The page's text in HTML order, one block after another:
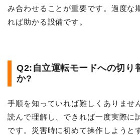
み合わせることが重要です。過度な
れば助かる設備です。
Q2:自立運転モードへの切り
か?
手順を知っていれば難しくありませ
読んで理解し、できれば一度実際に
です。災害時に初めて操作しようと